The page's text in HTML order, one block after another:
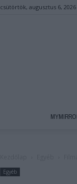
csütörtök, augusztus 6, 2026
Egyéb